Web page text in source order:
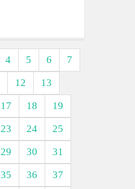
4 5 6
7
12
13
17 18
19
23 24
25
29 30
31
35 36
37